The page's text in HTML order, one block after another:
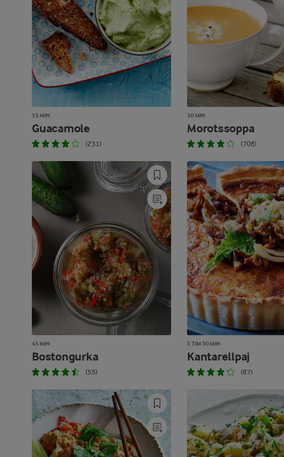
15 MIN
Guacamole
(231)
30 MIN
Morotssoppa
(708)
45 MIN
Bostongurka
(55)
1 TIM 30 MIN
Kantarellpaj
(87)